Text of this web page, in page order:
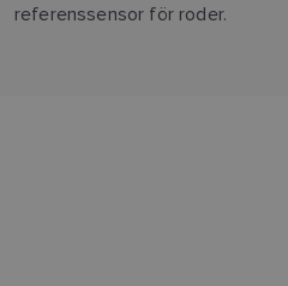
referenssensor för roder.